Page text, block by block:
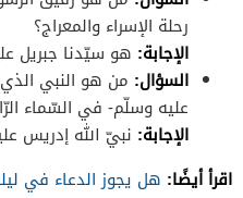
رحلة الإسراء والمعراج؟
الإجابة: هو سيّدنا جبريل
السؤال: من هو النبي
عليه وسلّم- في السّماء
الإجابة: نبيّ الله إدريس
اقرأ أيضًا: هل يجوز الدعاء في